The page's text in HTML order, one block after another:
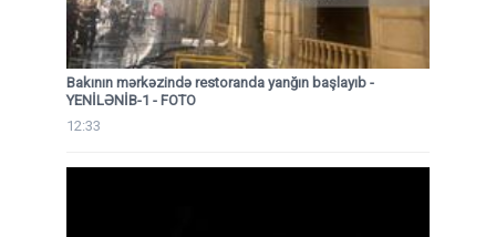
Bakının mərkəzində restoranda yanğın başlayıb -
YENİLƏNİB-1 - FOTO
12:33